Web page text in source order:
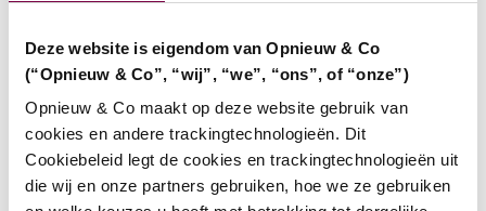
Deze website is eigendom van Opnieuw & Co
(“Opnieuw & Co”, “wij”, “we”, “ons”, of “onze”)
Opnieuw & Co maakt op deze website gebruik van
cookies en andere trackingtechnologieën. Dit
Cookiebeleid legt de cookies en trackingtechnologieën uit
die wij en onze partners gebruiken, hoe we ze gebruiken